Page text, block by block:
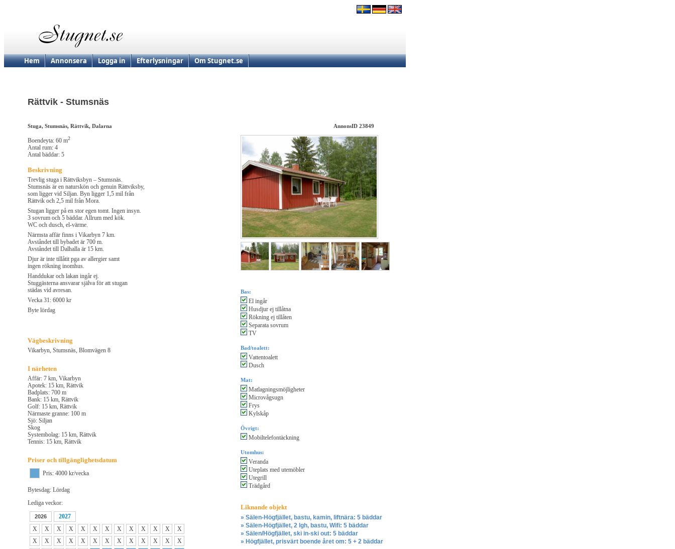
Hem Annonsera Logga in Efterlysningar Om Stugnet.se
Rättvik - Stumsnäs
Stuga, Stumsnäs, Rättvik, Dalarna AnnonsID 23849
Boendeyta: 60 m2
Antal rum: 4
Antal bäddar: 5
Beskrivning
Trevlig stuga i Rättviksbyn – Stumsnäs.
Stumsnäs är en naturskön och genuin Rättviksby,
som ligger vid Siljan. Byn ligger 1,5 mil från
Rättvik och 2,5 mil från Mora.
Stugan ligger på en stor egen tomt. Ingen insyn.
3 sovrum och 5 bäddar. Allrum med kök.
WC och dusch, el-värme.
Närmsta affär finns i Vikarbyn 7 km.
Avståndet till bybadet är 700 m.
Avståndet till Dalhalla är 15 km.
Djur är inte tillåtit pga av allergier samt
ingen rökning inomhus.
Handdukar och lakan ingår ej.
Stuggästerna ansvarar själva för att stugan
städas vid avresan.
Vecka 31: 6000 kr
Byte lördag
Vägbeskrivning
Vikarbyn, Stumsnäs, Blomvägen 8
I närheten
Affär: 7 km, Vikarbyn
Apotek: 15 km, Rättvik
Badplats: 700 m
Bank: 15 km, Rättvik
Golf: 15 km, Rättvik
Närmaste granne: 100 m
Sjö: Siljan
Skog
Systembolag: 15 km, Rättvik
Tennis: 15 km, Rättvik
Priser och tillgänglighetsdatum
Pris: 4000 kr/vecka
Bytesdag: Lördag
Lediga veckor:
2026
2027
X
X X X X X X X X X X X
X
X
X X X X X X X X X X X
X
Bas:
El ingår
Husdjur ej tillåtna
Rökning ej tillåten
Separata sovrum
TV
Bad/toalett:
Vattentoalett
Dusch
Mat:
Matlagningsmöjligheter
Microvågsugn
Frys
Kylskåp
Övrigt:
Mobiltelefontäckning
Utomhus:
Veranda
Uteplats med utemöbler
Utegrill
Trädgård
Liknande objekt
» Sälen-Högfjället, bastu, kamin, liftnära: 5 bäddar
» Sälen-Högfjället, 2 lgh, bastu, Wifi: 5 bäddar
» Sälen/Högfjället, ski in-ski out: 5 bäddar
» Högfjället, prisvärt boende året om: 5 + 2 bäddar